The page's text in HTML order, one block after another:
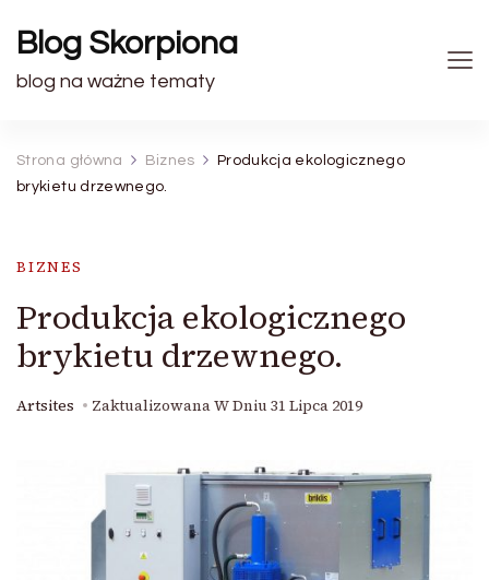
Blog Skorpiona
blog na ważne tematy
Strona główna Biznes
Produkcja ekologicznego
brykietu drzewnego.
BIZNES
Produkcja ekologicznego
brykietu drzewnego.
Artsites Zaktualizowana W Dniu 31 Lipca 2019